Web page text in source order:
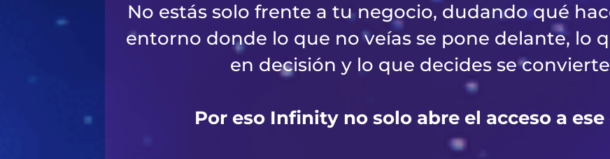
No estás solo frente a tu negocio, dudando qué
entorno donde lo que no veías se pone delante, lo
en decisión y lo que decides se
Por eso Infinity no solo abre el acceso a